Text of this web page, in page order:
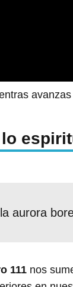
aurora
111 nos